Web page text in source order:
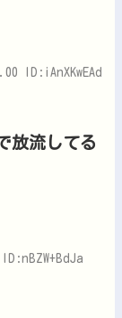
ID:iAnXKwEAd
放流してる